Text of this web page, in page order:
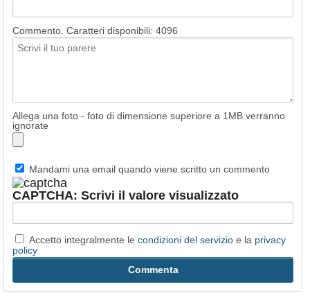
Commento. Caratteri disponibili: 4096
Allega una foto - foto di dimensione superiore a 1MB verranno
ignorate
Mandami una email quando viene scritto un commento
CAPTCHA: Scrivi il valore visualizzato
Accetto integralmente le condizioni del servizio e la privacy
policy